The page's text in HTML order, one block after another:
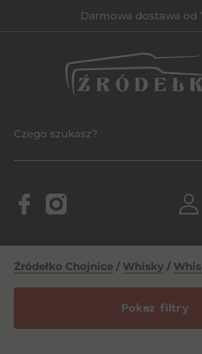
Darmowa dostawa od
Źródełko Chojnice / Whisky /
Pokaz filtry